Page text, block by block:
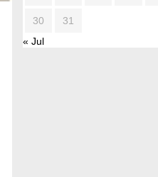
30
31
« Jul